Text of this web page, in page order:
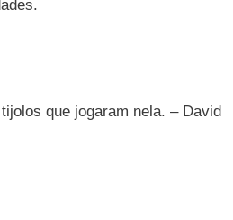
que jogaram nela. – David